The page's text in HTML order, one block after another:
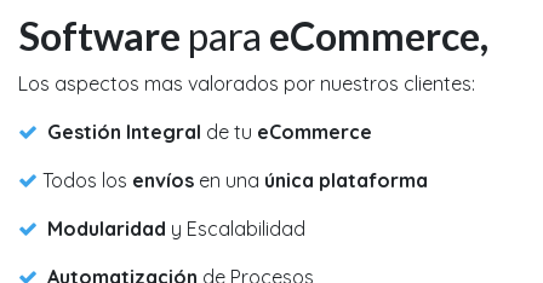
Software para eCommerce,
Los aspectos mas valorados por nuestros clientes:
Gestión Integral de tu eCommerce
Todos los envíos en una única plataforma
Modularidad y Escalabilidad
Automatización de Procesos